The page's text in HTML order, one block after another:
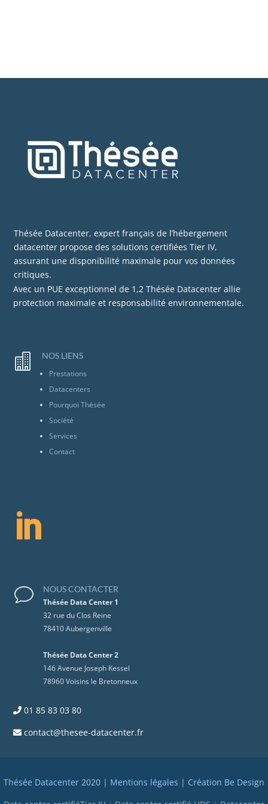
Thésée Datacenter, expert français de l’hébergement
datacenter propose des solutions certifiées Tier IV,
assurant une disponibilité maximale pour vos données
critiques.
Avec un PUE exceptionnel de 1,2 Thésée Datacenter allie
protection maximale et responsabilité environnementale.

NOS LIENS
Prestations
Datacenters
Pourquoi Thésée
Société
Services
Contact

v
NOUS CONTACTER
Thésée Data Center 1
32 rue du Clos Reine
78410 Aubergenville
Thésée Data Center 2
146 Avenue Joseph Kessel
78960 Voisins le Bretonneux
01 85 83 03 80
contact@thesee-datacenter.fr
Thésée Datacenter 2020 | Mentions légales | Création Be Design